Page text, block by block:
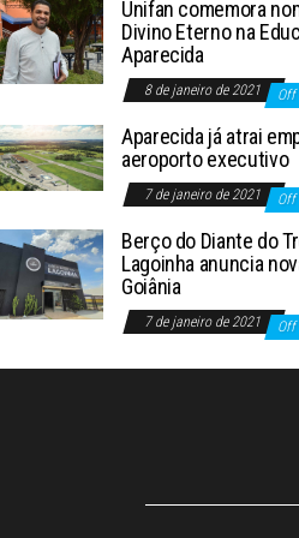
Unifan comemora
Divino Eterno na
Aparecida
8 de janeiro de 2021 Off
Aparecida já atrai
aeroporto executivo
7 de janeiro de 2021 Off
Berço do Diante do
Lagoinha anuncia
Goiânia
7 de janeiro de 2021 Off